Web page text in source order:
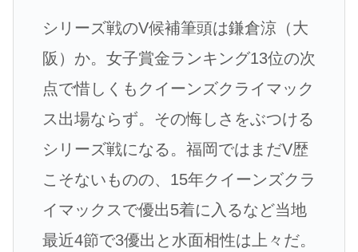
シリーズ戦のV候補筆頭は鎌倉涼（大
阪）か。女子賞金ランキング13位の次
点で惜しくもクイーンズクライマック
ス出場ならず。その悔しさをぶつける
シリーズ戦になる。福岡ではまだV歴
こそないものの、15年クイーンズクラ
イマックスで優出5着に入るなど当地
最近4節で3優出と水面相性は上々だ。